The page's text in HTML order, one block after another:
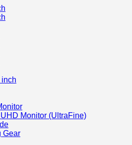
Monitor (UltraFine)
Gear